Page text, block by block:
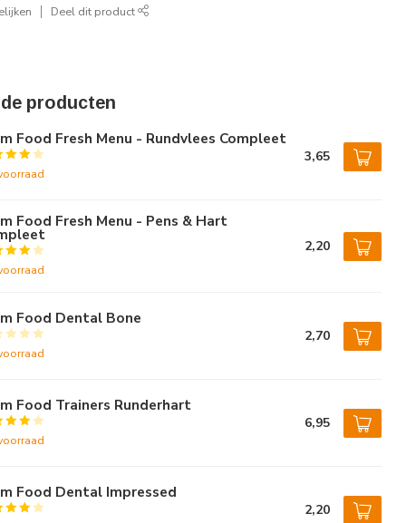
Deel dit product
producten
Food Fresh Menu - Rundvlees Compleet
3,65
Food Fresh Menu - Pens & Hart
2,20
Food Dental Bone
2,70
Food Trainers Runderhart
6,95
Food Dental Impressed
2,20